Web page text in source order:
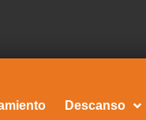
Descanso